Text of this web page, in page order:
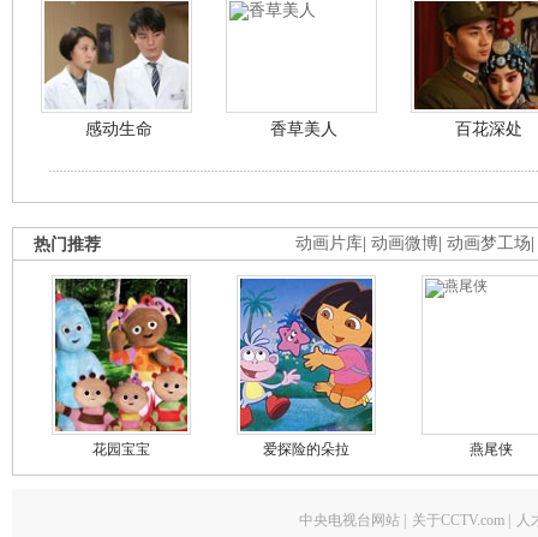
感动生命 香草美人 百花深处
动画片库 动画微博 动画梦工场
热门推荐
花园宝宝 爱探险的朵拉 燕尾侠
中央电视台网站 关于CCTV.com 人